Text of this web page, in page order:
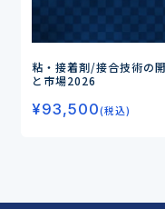
粘・接着剤/接合技術の
と市場2026
¥93,500(税込)